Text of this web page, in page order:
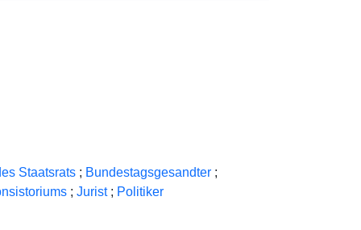
Staatsrats ; Bundestagsgesandter ;
; Jurist ; Politiker